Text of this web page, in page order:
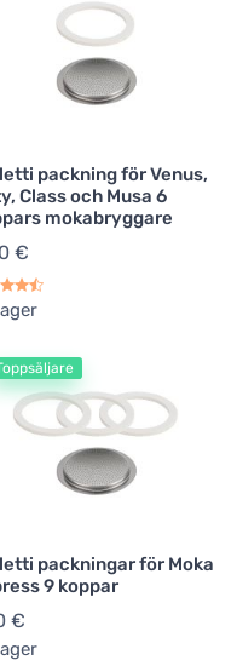
packning för Venus,
Class och Musa 6
mokabryggare
€
packningar för Moka
9 koppar
€